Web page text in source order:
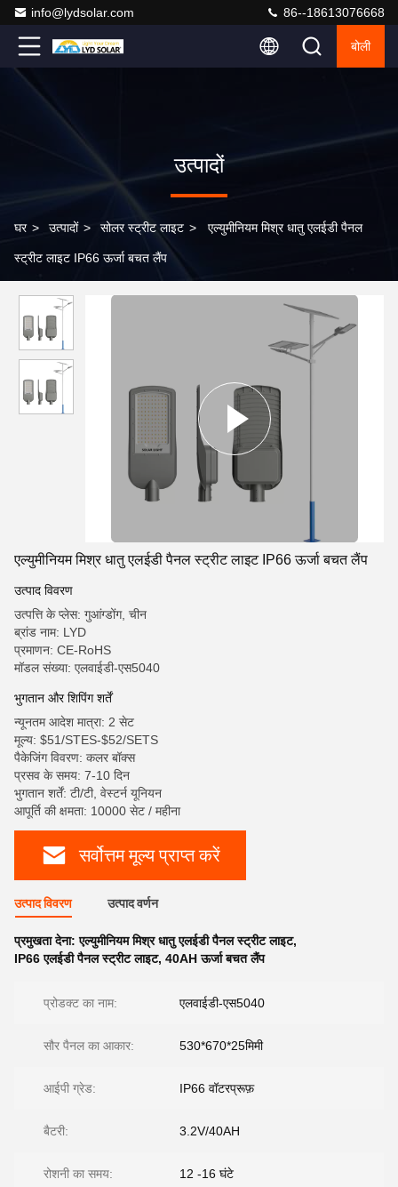
info@lydsolar.com 86--18613076668
बोली
उत्पादों
घर > उत्पादों > सोलर स्ट्रीट लाइट > एल्युमीनियम मिश्र धातु एलईडी पैनल
स्ट्रीट लाइट IP66 ऊर्जा बचत लैंप
एल्युमीनियम मिश्र धातु एलईडी पैनल स्ट्रीट लाइट IP66 ऊर्जा बचत लैंप
उत्पाद विवरण
उत्पत्ति के प्लेस: गुआंग्डोंग, चीन
ब्रांड नाम: LYD
प्रमाणन: CE-RoHS
मॉडल संख्या: एलवाईडी-एस5040
भुगतान और शिपिंग शर्तें
न्यूनतम आदेश मात्रा: 2 सेट
मूल्य: $51/STES-$52/SETS
पैकेजिंग विवरण: कलर बॉक्स
प्रसव के समय: 7-10 दिन
भुगतान शर्तें: टी/टी, वेस्टर्न यूनियन
आपूर्ति की क्षमता: 10000 सेट / महीना
सर्वोत्तम मूल्य प्राप्त करें
उत्पाद विवरण उत्पाद वर्णन
प्रमुखता देना:एल्युमीनियम मिश्र धातु एलईडी पैनल स्ट्रीट लाइट,
IP66 एलईडी पैनल स्ट्रीट लाइट, 40AH ऊर्जा बचत लैंप
प्रोडक्ट का नाम: एलवाईडी-एस5040
सौर पैनल का आकार: 530*670*25मिमी
आईपी ​​​​ग्रेड: IP66 वॉटरप्रूफ़
बैटरी: 3.2V/40AH
रोशनी का समय: 12 -16 घंटे